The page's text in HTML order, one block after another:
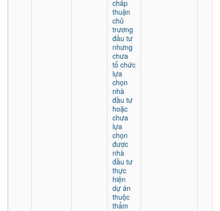
chấp
thuận
chủ
trương
đầu tư
nhưng
chưa
tổ chức
lựa
chọn
nhà
đầu tư
hoặc
chưa
lựa
chọn
được
nhà
đầu tư
thực
hiện
dự án
thuộc
thẩm